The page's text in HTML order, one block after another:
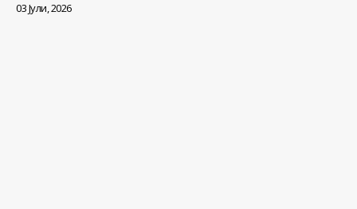
03 Јули, 2026